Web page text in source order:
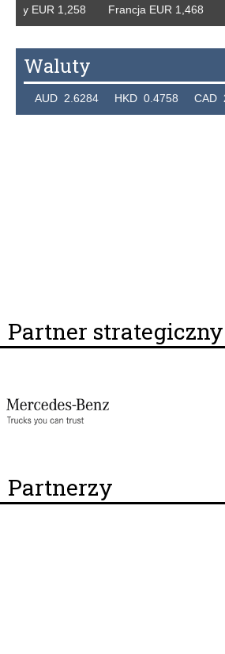
EUR 1,258 Francja EUR 1,468
Waluty
AUD 2.6284 HKD 0.4758 CAD
Partner strategiczny
Partnerzy